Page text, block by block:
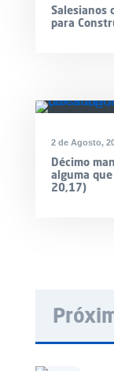
Salesianos
para
2 de Agosto,
Décimo
alguma
20,17)